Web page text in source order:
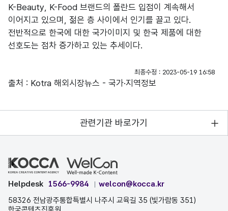
K-Beauty, K-Food 브랜드의 폴란드 입점이 계속해서
이어지고 있으며, 젊은 층 사이에서 인기를 끌고 있다.
전반적으로 한국에 대한 국가이미지 및 한국 제품에 대한
선호도는 점차 증가하고 있는 추세이다.
최종수정 : 2023-05-19 16:58
출처 : Kotra 해외시장뉴스 - 국가·지역정보
관련기관 바로가기
Helpdesk 1566-9984
welcon@kocca.kr
58326 전남광주통합특별시 나주시 교육길 35 (빛가람동 351)